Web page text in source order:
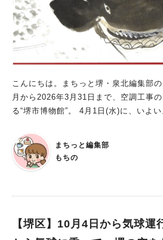
こんにちは。まちっと堺・泉北編集部のもちの
月から2026年3月31日まで、空調工事
る“堺市博物館”。 4月1日(水)に、いよいよ再開館します！ 今回
ますよ。 企画展「昭和の記憶」 期間：2026年4月1日(水)～6月1
4日(日) 開館時間：午前9時30分～午後5
30分まで） 休館日：月曜日（5月4日は
料（要証明書） 「昭和の記憶」と題された本企画展。 昭和初期
まちっと編集部
もちの
【堺区】10月4日から気球運